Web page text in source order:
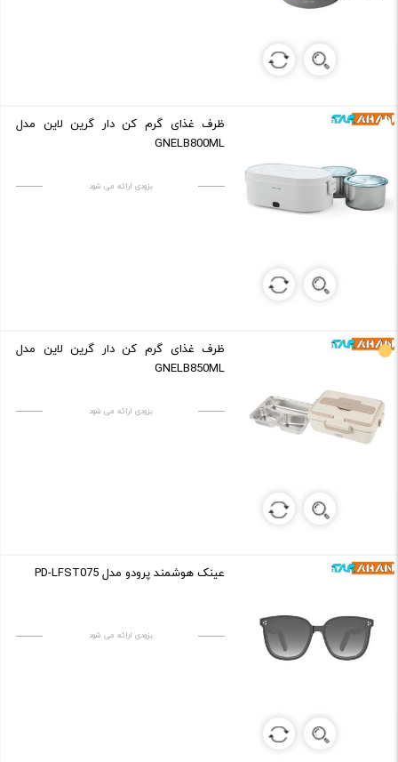
ظرف غذای گرم کن دار گرین لاین مدل
GNELB800ML
بزودی ارائه می شود
ظرف غذای گرم کن دار گرین لاین مدل
GNELB850ML
بزودی ارائه می شود
عینک هوشمند پرودو مدل PD-LFST075
بزودی ارائه می شود